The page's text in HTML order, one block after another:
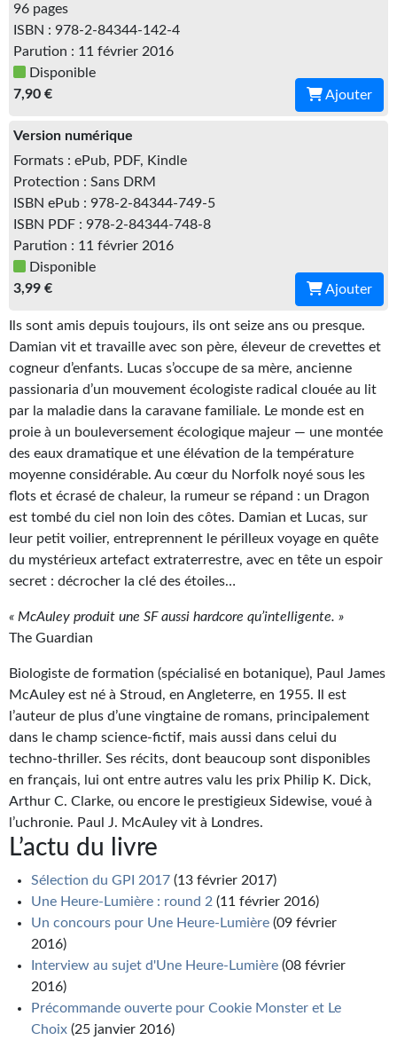
Étoiles vives
Yellow Submarine
NUMÉRIQUE
Romans et recueils
Une Heure-Lumière
Nouvelles
Bifrost
Livres audio
Gratuit
Sans DRM
BIFROST
Tous les numéros
En numérique
S'abonner
Les critiques
Le blog
Le prix des lecteurs
Goodies Gotland
Tirages d’art Une Heure-Lumière
PLUS
À paraître
Revue de presse
Récompenses
Newsletter
Le Bélial' sur Youtube
LE BLOG BIFROST
Tous les articles
96 pages
ISBN : 978-2-84344-142-4
Parution : 11 février 2016
Disponible
7,90 €
Ajouter
Version numérique
Formats : ePub, PDF, Kindle
Protection : Sans DRM
ISBN ePub : 978-2-84344-749-5
ISBN PDF : 978-2-84344-748-8
Parution : 11 février 2016
Disponible
3,99 €
Ajouter
Ils sont amis depuis toujours, ils ont seize ans ou presque.
Damian vit et travaille avec son père, éleveur de crevettes et
cogneur d’enfants. Lucas s’occupe de sa mère, ancienne
passionaria d’un mouvement écologiste radical clouée au lit
par la maladie dans la caravane familiale. Le monde est en
proie à un bouleversement écologique majeur — une montée
des eaux dramatique et une élévation de la température
moyenne considérable. Au cœur du Norfolk noyé sous les
flots et écrasé de chaleur, la rumeur se répand : un Dragon
est tombé du ciel non loin des côtes. Damian et Lucas, sur
leur petit voilier, entreprennent le périlleux voyage en quête
du mystérieux artefact extraterrestre, avec en tête un espoir
secret : décrocher la clé des étoiles…
« McAuley produit une SF aussi hardcore qu’intelligente. »
The Guardian
Biologiste de formation (spécialisé en botanique), Paul James
McAuley est né à Stroud, en Angleterre, en 1955. Il est
l’auteur de plus d’une vingtaine de romans, principalement
dans le champ science-fictif, mais aussi dans celui du
techno-thriller. Ses récits, dont beaucoup sont disponibles
en français, lui ont entre autres valu les prix Philip K. Dick,
Arthur C. Clarke, ou encore le prestigieux Sidewise, voué à
l’uchronie. Paul J. McAuley vit à Londres.
L’actu du livre
Sélection du GPI 2017 (13 février 2017)
Une Heure-Lumière : round 2 (11 février 2016)
Un concours pour Une Heure-Lumière (09 février
2016)
Interview au sujet d'Une Heure-Lumière (08 février
2016)
Précommande ouverte pour Cookie Monster et Le
Choix (25 janvier 2016)